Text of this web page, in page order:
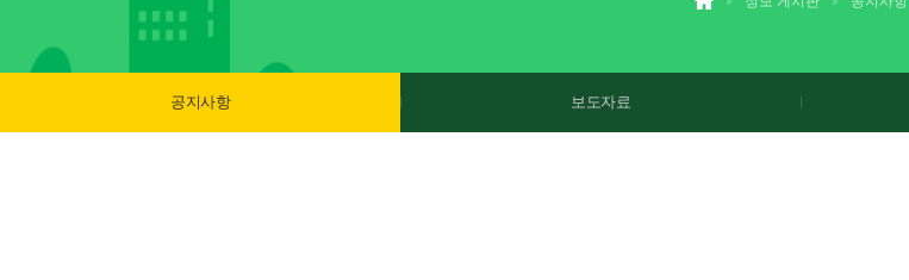
센
원
지
공지사항 보도자료